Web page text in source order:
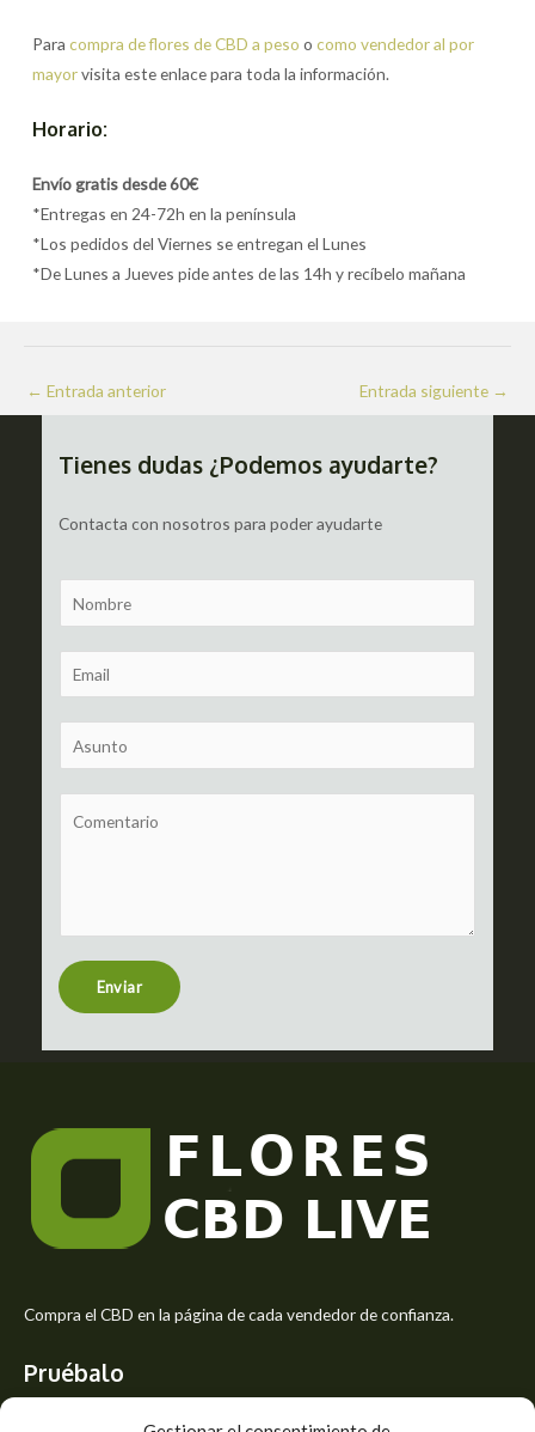
Paracompra de flores de CBD a peso ocomo vendedor al por
mayorvisita este enlace para toda la información.
Horario:
Envío gratis desde 60€
*Entregas en 24-72h en la península
*Los pedidos del Viernes se entregan el Lunes
*De Lunes a Jueves pide antes de las 14h y recíbelo mañana
Navegación
de
← Entrada anterior Entrada siguiente →
Tienes dudas ¿Podemos ayudarte?
Contacta con nosotros para poder ayudarte
a
m
m
a
u
b
t
r
s
e
Enviar
Compra el CBD en la página de cada vendedor de confianza.
Pruébalo
Siente el mejor aroma de las flores CBD y usa los beneficios del